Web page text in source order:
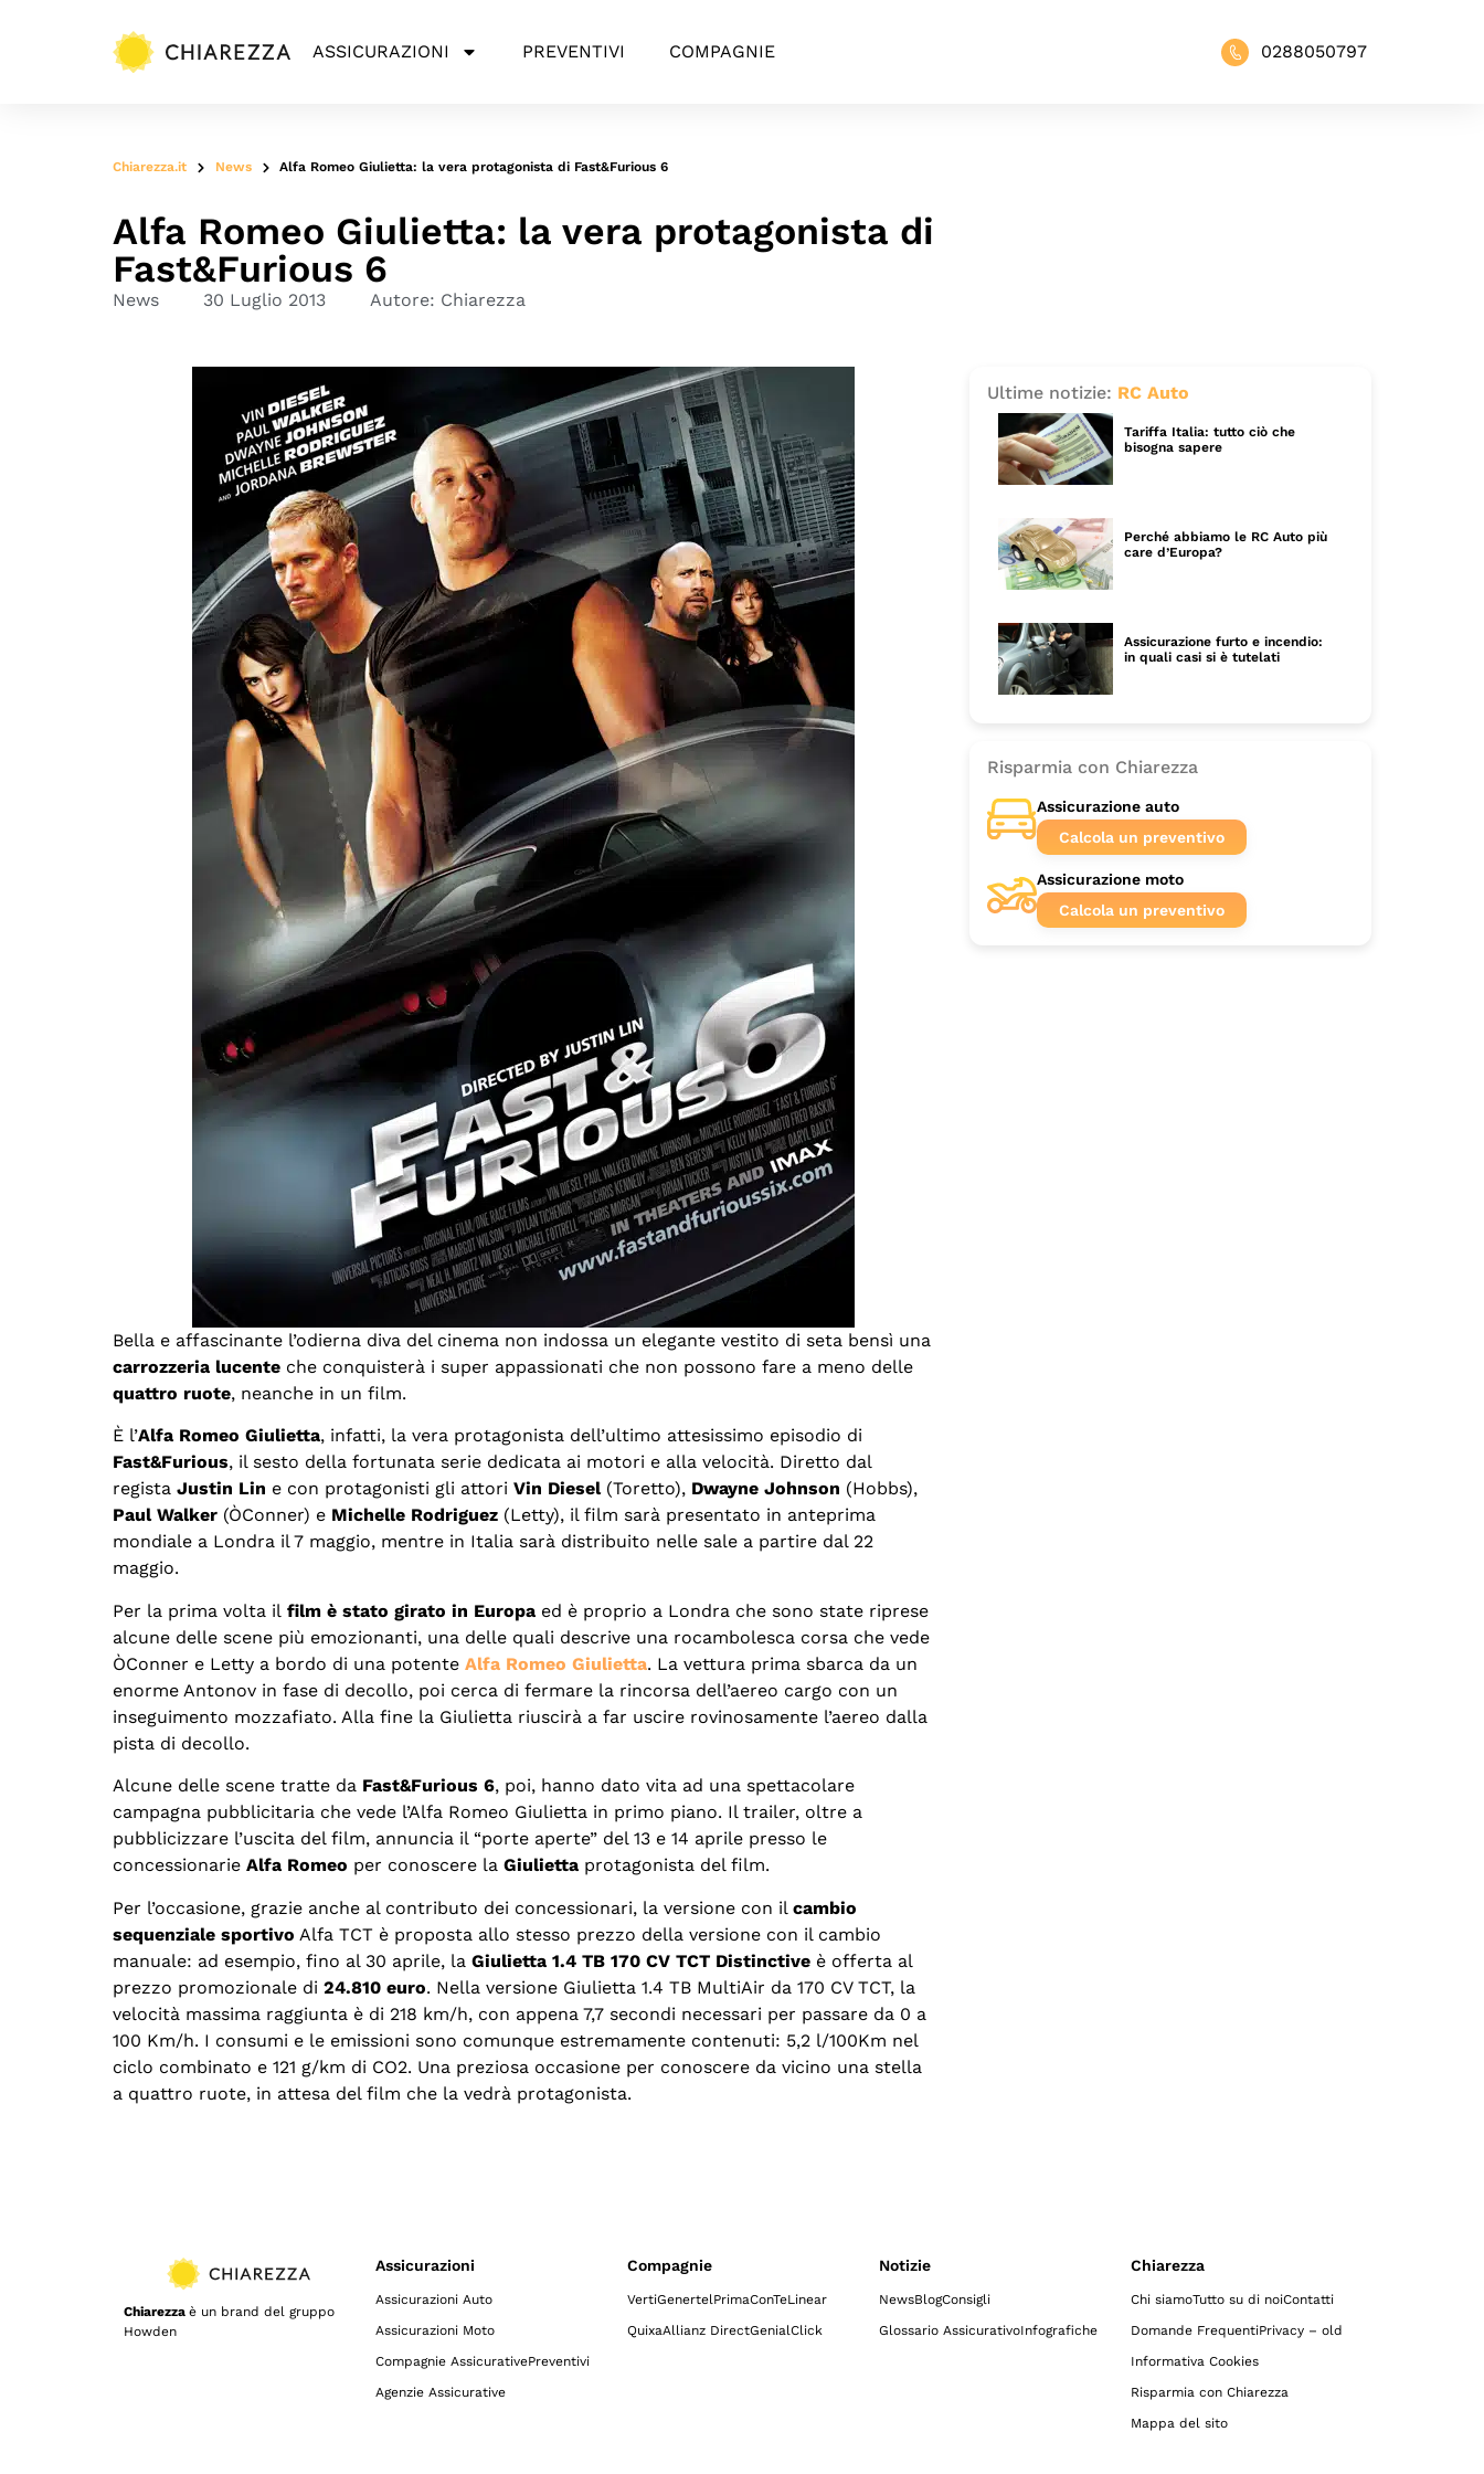
ASSICURAZIONI PREVENTIVI COMPAGNIE 0288050797
Chiarezza.it News Alfa Romeo Giulietta: la vera protagonista di Fast&Furious 6
Alfa Romeo Giulietta: la vera protagonista di
Fast&Furious 6
News 30 Luglio 2013 Autore: Chiarezza
Bella e affascinante l’odierna diva del cinema non indossa un elegante vestito di seta bensì una
carrozzeria lucente che conquisterà i super appassionati che non possono fare a meno delle
quattro ruote, neanche in un film.
È l’Alfa Romeo Giulietta, infatti, la vera protagonista dell’ultimo attesissimo episodio di
Fast&Furious, il sesto della fortunata serie dedicata ai motori e alla velocità. Diretto dal
regista Justin Lin e con protagonisti gli attori Vin Diesel(Toretto), Dwayne Johnson (Hobbs),
Paul Walker (ÒConner) e Michelle Rodriguez (Letty), il film sarà presentato in anteprima
mondiale a Londra il 7 maggio, mentre in Italia sarà distribuito nelle sale a partire dal 22
maggio.
Per la prima volta il film è stato girato in Europa ed è proprio a Londra che sono state riprese
alcune delle scene più emozionanti, una delle quali descrive una rocambolesca corsa che vede
ÒConner e Letty a bordo di una potente Alfa Romeo Giulietta. La vettura prima sbarca da un
enorme Antonov in fase di decollo, poi cerca di fermare la rincorsa dell’aereo cargo con un
inseguimento mozzafiato. Alla fine la Giulietta riuscirà a far uscire rovinosamente l’aereo dalla
pista di decollo.
Alcune delle scene tratte da Fast&Furious 6, poi, hanno dato vita ad una spettacolare
campagna pubblicitaria che vede l’Alfa Romeo Giulietta in primo piano. Il trailer, oltre a
pubblicizzare l’uscita del film, annuncia il “porte aperte” del 13 e 14 aprile presso le
concessionarie Alfa Romeo per conoscere la Giulietta protagonista del film.
Per l’occasione, grazie anche al contributo dei concessionari, la versione con il cambio
sequenziale sportivo Alfa TCT è proposta allo stesso prezzo della versione con il cambio
manuale: ad esempio, fino al 30 aprile, la Giulietta 1.4 TB 170 CV TCT Distinctive è offerta al
prezzo promozionale di 24.810 euro. Nella versione Giulietta 1.4 TB MultiAir da 170 CV TCT, la
velocità massima raggiunta è di 218 km/h, con appena 7,7 secondi necessari per passare da 0 a
100 Km/h. I consumi e le emissioni sono comunque estremamente contenuti: 5,2 l/100Km nel
ciclo combinato e 121 g/km di CO2. Una preziosa occasione per conoscere da vicino una stella
a quattro ruote, in attesa del film che la vedrà protagonista.
Ultime notizie: RC Auto
Tariffa Italia: tutto ciò che
bisogna sapere
Perché abbiamo le RC Auto più
care d’Europa?
Assicurazione furto e incendio:
in quali casi si è tutelati
Risparmia con Chiarezza
Assicurazione auto
Calcola un preventivo
Assicurazione moto
Calcola un preventivo
Chiarezza è un brand del gruppo
Howden
Assicurazioni
Assicurazioni Auto
Assicurazioni Moto
Compagnie AssicurativePreventivi
Agenzie Assicurative
Compagnie
VertiGenertelPrimaConTeLinear
QuixaAllianz DirectGenialClick
Notizie
NewsBlogConsigli
Glossario AssicurativoInfografiche
Chiarezza
Chi siamoTutto su di noiContatti
Domande FrequentiPrivacy – old
Informativa Cookies
Risparmia con Chiarezza
Mappa del sito